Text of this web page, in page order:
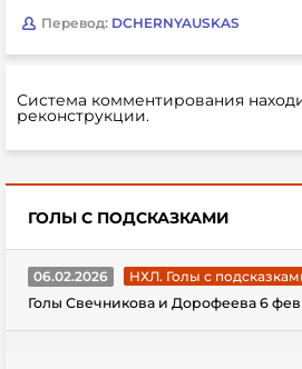
Перевод: DCHERNYAUSKAS
Система комментирования
реконструкции.
ГОЛЫ С ПОДСКАЗКАМИ
06.02.2026
НХЛ. Голы с
Голы Свечникова и Дорофеева 6